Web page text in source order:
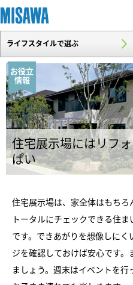
住まい
建てる [注文住宅]
商品ラインアップ
デザイン
建築事例・建築実例
デザイナーズギャラリー
インテリア
土地活用
個人のお客さま
賃貸住宅
賃貸併用住宅
店舗・各種施設
土地活用モデルルーム見学
土地活用実例
リフォーム
戸建て・マンション
ミサワリフォームとは
リフォームの流れ
リフォームメニュー
まちづくり
複合開発・投資開発
複合開発事業（ASMACI-ア
再開発・官民連携事業
オーナーサポート
サポートメニュー
企業・IR情報
展示場・イベント情報
ライフスタイルで選ぶ
お役立
情報
住宅展示場にはリフ
ぱい
住宅展示場は、家全体はもち
トータルにチェックできる住
です。できあがりを想像しに
ジを確認しておけば安心です
ましょう。週末はイベントを行